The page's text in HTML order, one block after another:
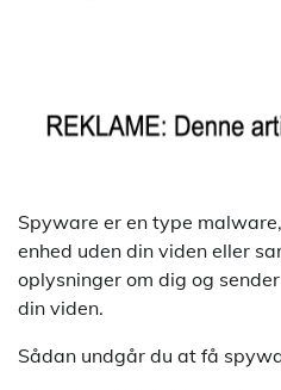
Spyware er en type
enhed uden din viden eller
oplysninger om dig og
din viden.
Sådan undgår du at få